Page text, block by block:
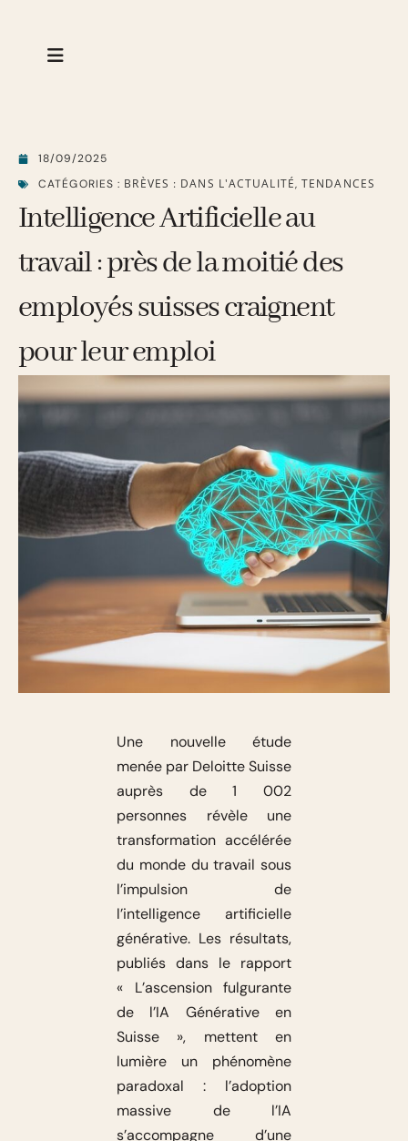
18/09/2025
CATÉGORIES : BRÈVES : DANS L'ACTUALITÉ,TENDANCES
Intelligence Artificielle au
travail : près de la moitié des
employés suisses craignent
pour leur emploi
Une nouvelle étude
menée par Deloitte Suisse
auprès de 1 002
personnes révèle une
transformation accélérée
du monde du travail sous
l’impulsion de
l’intelligence artificielle
générative. Les résultats,
publiés dans le rapport
« L’ascension fulgurante
de l’IA Générative en
Suisse », mettent en
lumière un phénomène
paradoxal : l’adoption
massive de l’IA
s’accompagne d’une